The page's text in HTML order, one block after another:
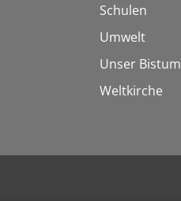
Schulen
Umwelt
Unser Bistum
Weltkirche